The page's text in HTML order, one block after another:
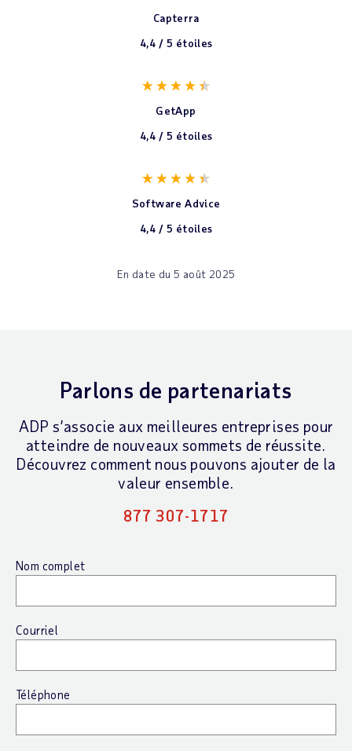
Capterra
4,4 / 5 étoiles
GetApp
4,4 / 5 étoiles
Software Advice
4,4 / 5 étoiles
En date du 5 août 2025
Parlons de partenariats
ADP s’associe aux meilleures entreprises pour
atteindre de nouveaux sommets de réussite.
Découvrez comment nous pouvons ajouter de la
valeur ensemble.
877 307-1717
Nom complet
Courriel
Téléphone